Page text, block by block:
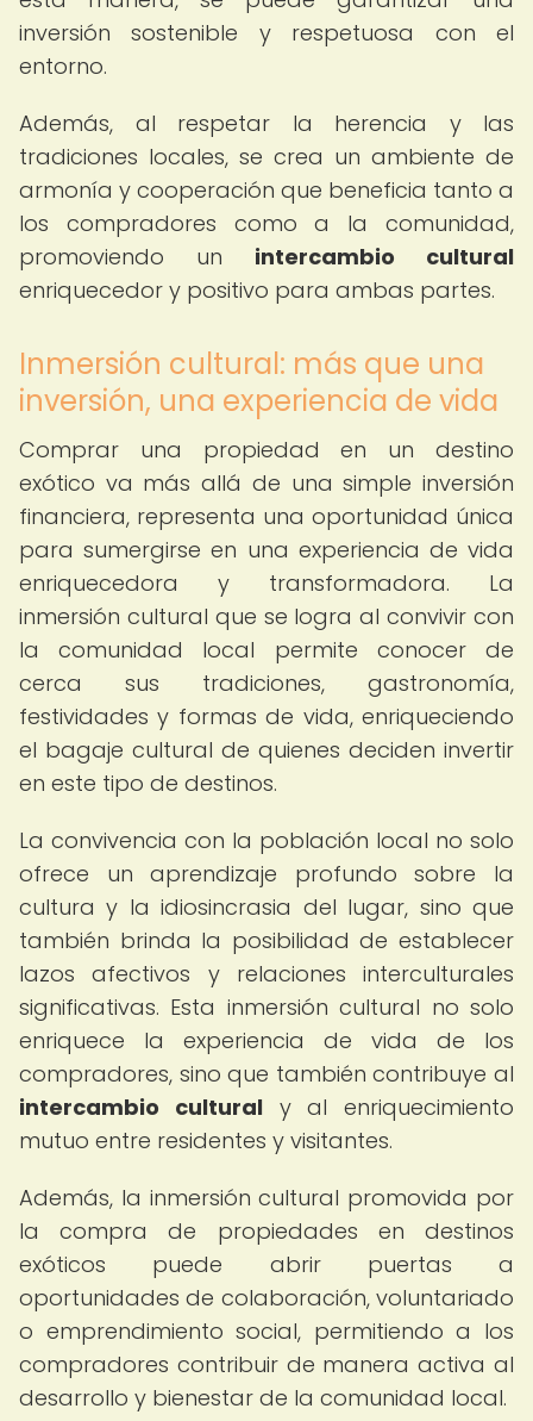
inversión sostenible y respetuosa con el
entorno.
Además, al respetar la herencia y las
tradiciones locales, se crea un ambiente de
armonía y cooperación que beneficia tanto a
los compradores como a la comunidad,
promoviendo un intercambio cultural
enriquecedor y positivo para ambas partes.
Inmersión cultural: más que una
inversión, una experiencia de vida
Comprar una propiedad en un destino
exótico va más allá de una simple inversión
financiera, representa una oportunidad única
para sumergirse en una experiencia de vida
enriquecedora y transformadora. La
inmersión cultural que se logra al convivir con
la comunidad local permite conocer de
cerca sus tradiciones, gastronomía,
festividades y formas de vida, enriqueciendo
el bagaje cultural de quienes deciden invertir
en este tipo de destinos.
La convivencia con la población local no solo
ofrece un aprendizaje profundo sobre la
cultura y la idiosincrasia del lugar, sino que
también brinda la posibilidad de establecer
lazos afectivos y relaciones interculturales
significativas. Esta inmersión cultural no solo
enriquece la experiencia de vida de los
compradores, sino que también contribuye al
intercambio culturaly al enriquecimiento
mutuo entre residentes y visitantes.
Además, la inmersión cultural promovida por
la compra de propiedades en destinos
exóticos puede abrir puertas a
oportunidades de colaboración, voluntariado
o emprendimiento social, permitiendo a los
compradores contribuir de manera activa al
desarrollo y bienestar de la comunidad local.